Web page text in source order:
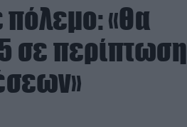
πόλεμο: «Θα
σε περίπτωση